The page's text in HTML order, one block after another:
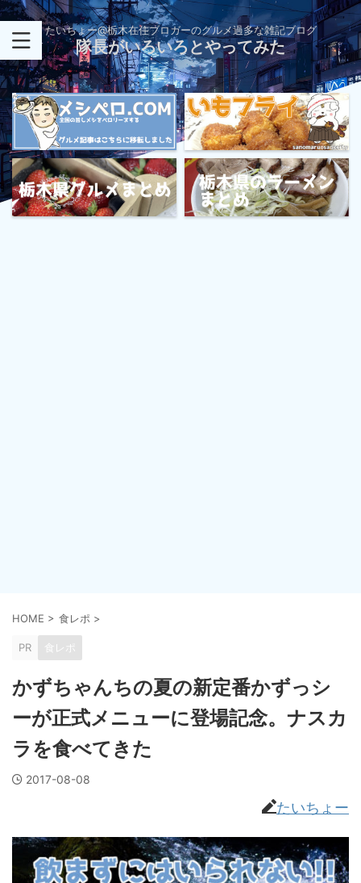
たいちょー@栃木在住ブロガーのグルメ過多な雑記ブログ
隊長がいろいろとやってみた
HOME > 食レポ >
PR 食レポ
かずちゃんちの夏の新定番かずっシ
ーが正式メニューに登場記念。ナスカ
ラを食べてきた
2017-08-08
たいちょー